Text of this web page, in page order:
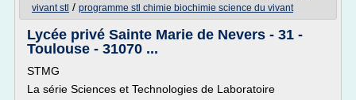
vivant stl / programme stl chimie biochimie science du vivant
Lycée privé Sainte Marie de Nevers - 31 -
Toulouse - 31070 ...
STMG
La série Sciences et Technologies de Laboratoire